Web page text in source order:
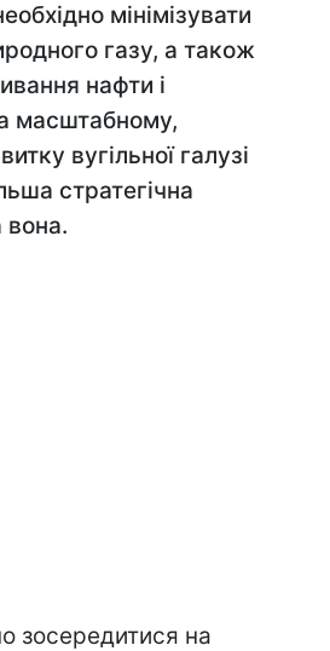
мінімізувати
газу, а також
нафти і
масштабному,
вугільної галузі
стратегічна
вона.
зосередитися на